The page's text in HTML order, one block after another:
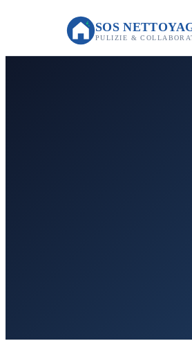
SOS
PULIZIE &